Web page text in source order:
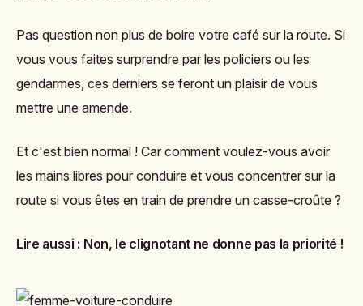
Pas question non plus de boire votre café sur la route. Si
vous vous faites surprendre par les policiers ou les
gendarmes, ces derniers se feront un plaisir de vous
mettre une amende.
Et c'est bien normal ! Car comment voulez-vous avoir
les mains libres pour conduire et vous concentrer sur la
route si vous êtes en train de prendre un casse-croûte ?
Lire aussi : Non, le clignotant ne donne pas la priorité !